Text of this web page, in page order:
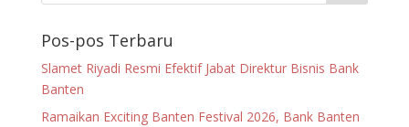
Pos-pos Terbaru
Slamet Riyadi Resmi Efektif Jabat Direktur Bisnis Bank
Banten
Ramaikan Exciting Banten Festival 2026, Bank Banten